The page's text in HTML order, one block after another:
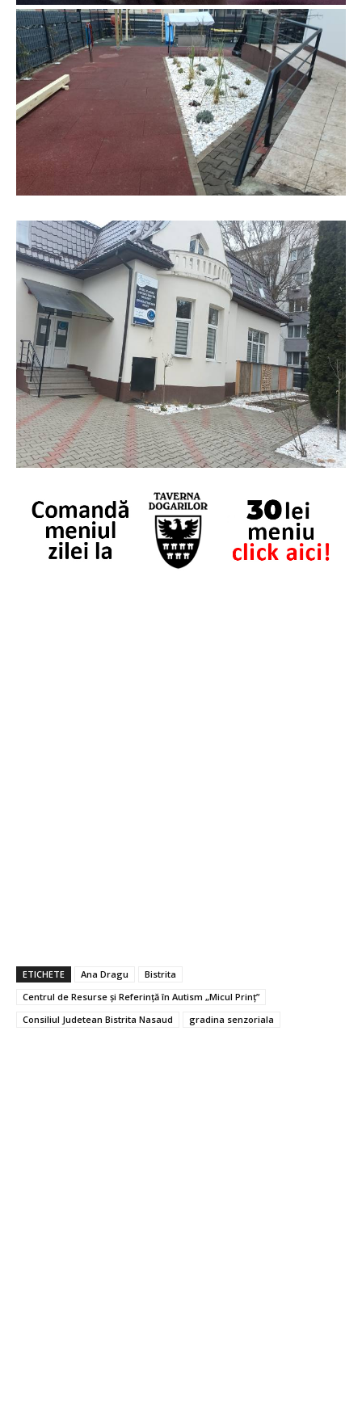
ETICHETE Ana Dragu
Bistrita
Centrul de Resurse și Referință în Autism „Micul Prinț”
Consiliul Judetean Bistrita Nasaud
gradina senzoriala